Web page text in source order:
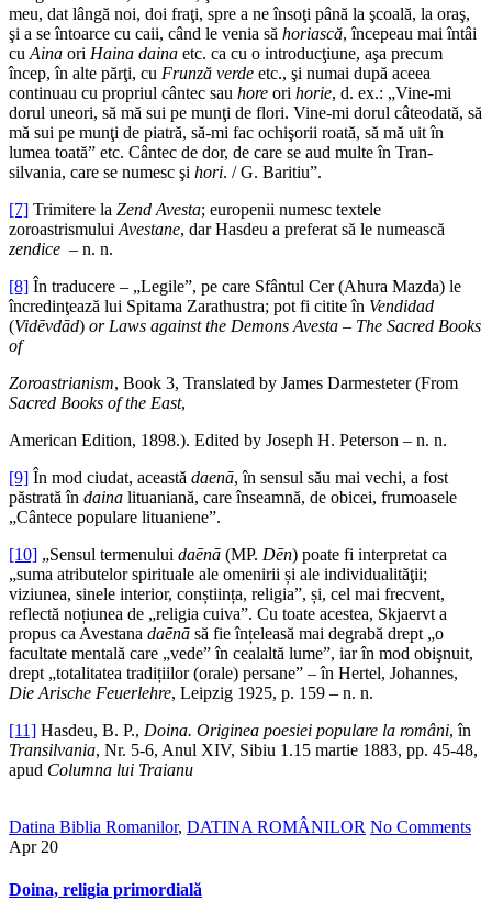
meu, dat lângă noi, doi fraţi, spre a ne însoţi până la şcoală, la oraş,
şi a se întoarce cu caii, când le venia să horiască, începeau mai întâi
cu Aina ori Haina daina etc. ca cu o introducţiune, aşa precum
încep, în alte părţi, cu Frunză verde etc., şi numai după aceea
continuau cu propriul cântec sau hore ori horie, d. ex.: „Vine-mi
dorul uneori, să mă sui pe munţi de flori. Vine-mi dorul câteodată, să
mă sui pe munţi de piatră, să-mi fac ochişorii roată, să mă uit în
lumea toată” etc. Cântec de dor, de care se aud multe în Tran­
silvania, care se numesc şi hori. / G. Baritiu”.
[7] Trimitere la Zend Avesta; europenii numesc textele
zoroastrismului Avestane, dar Hasdeu a preferat să le numească
zendice – n. n.
[8] În traducere – „Legile”, pe care Sfântul Cer (Ahura Mazda) le
încredinţează lui Spitama Zarathustra; pot fi citite în Vendidad
(Vidēvdād) or Laws against the Demons Avesta – The Sacred Books
of
Zoroastrianism, Book 3, Translated by James Darmesteter (From
Sacred Books of the East,
American Edition, 1898.). Edited by Joseph H. Peterson – n. n.
[9] În mod ciudat, această daenā, în sensul său mai vechi, a fost
păstrată în daina lituaniană, care înseamnă, de obicei, frumoasele
„Cântece populare lituaniene”.
[10] „Sensul termenului daēnā (MP. Dēn) poate fi interpretat ca
„suma atributelor spirituale ale omenirii și ale individualităţii;
viziunea, sinele interior, conștiința, religia”, și, cel mai frecvent,
reflectă noțiunea de „religia cuiva”. Cu toate acestea, Skjaervt a
propus ca Avestana daēnā să fie înțeleasă mai degrabă drept „o
facultate mentală care „vede” în cealaltă lume”, iar în mod obişnuit,
drept „totalitatea tradițiilor (orale) persane” – în Hertel, Johannes,
Die Arische Feuerlehre, Leipzig 1925, p. 159 – n. n.
[11] Hasdeu, B. P., Doina. Originea poesiei populare la români, în
Transilvania, Nr. 5-6, Anul XIV, Sibiu 1.15 martie 1883, pp. 45-48,
apud Columna lui Traianu
Datina Biblia Romanilor, DATINA ROMÂNILOR No Comments
Apr 20
Doina, religia primordială